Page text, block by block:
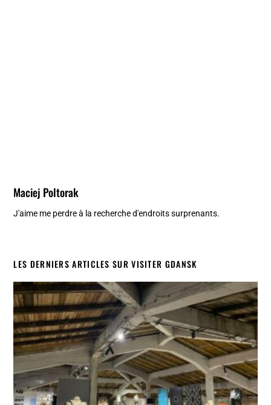
Maciej Poltorak
J'aime me perdre à la recherche d'endroits surprenants.
LES DERNIERS ARTICLES SUR VISITER GDANSK